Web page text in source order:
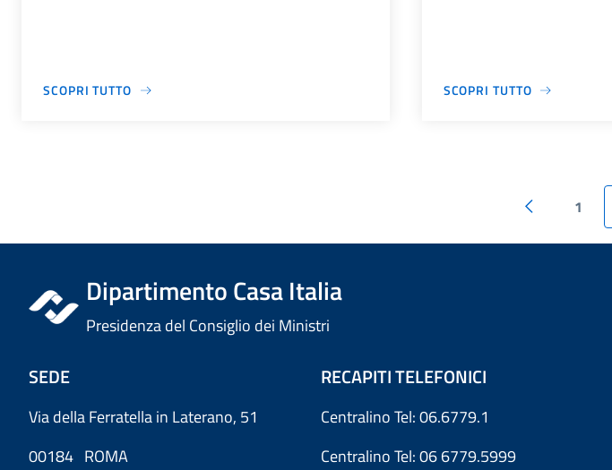
SCOPRI TUTTO SCOPRI TUTTO
1
Dipartimento Casa Italia
Presidenza del Consiglio dei Ministri
SEDE
Via della Ferratella in Laterano, 51
00184 ROMA
RECAPITI TELEFONICI
Centralino Tel: 06.6779.1
Centralino Tel: 06 6779.5999